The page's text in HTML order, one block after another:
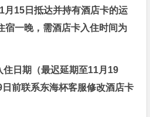
月15日抵达并持有酒店卡的运
宿一晚， 需酒店卡入住时间为
住日期（最迟延期至11月19
前联系东海杯客服修改酒店卡